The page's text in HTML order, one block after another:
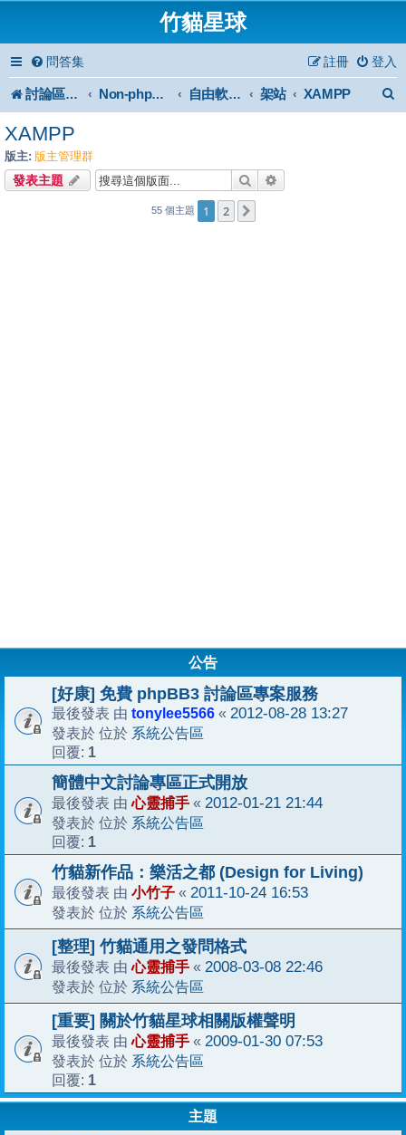
竹貓星球
問答集 登入
註冊
討論區首頁 Non-phpBB specific 自由軟體或免費軟體 架站 XAMPP
XAMPP
版主: 版主管理群
發表主題 搜尋
55 個主題 1 2
公告
[好康] 免費 phpBB3 討論區專案服務
最後發表 由 tonylee5566 « 2012-08-28 13:27
發表於 位於 系統公告區
回覆: 1
簡體中文討論專區正式開放
最後發表 由心靈捕手 « 2012-01-21 21:44
發表於 位於 系統公告區
回覆: 1
竹貓新作品：樂活之都 (Design for Living)
最後發表 由 小竹子 « 2011-10-24 16:53
發表於 位於 系統公告區
[整理] 竹貓通用之發問格式
最後發表 由心靈捕手 « 2008-03-08 22:46
發表於 位於 系統公告區
[重要] 關於竹貓星球相關版權聲明
最後發表 由心靈捕手 « 2009-01-30 07:53
發表於 位於 系統公告區
回覆: 1
主題